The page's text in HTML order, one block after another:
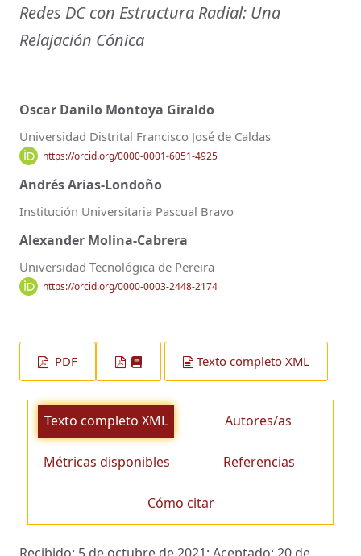
Redes DC con Estructura Radial: Una
Relajación Cónica
Oscar Danilo Montoya Giraldo
Universidad Distrital Francisco José de Caldas
https://orcid.org/0000-0001-6051-4925
Andrés Arias-Londoño
Institución Universitaria Pascual Bravo
Alexander Molina-Cabrera
Universidad Tecnológica de Pereira
https://orcid.org/0000-0003-2448-2174
PDF Texto completo XML
Texto completo XML Autores/as
Métricas disponibles Referencias
Cómo citar